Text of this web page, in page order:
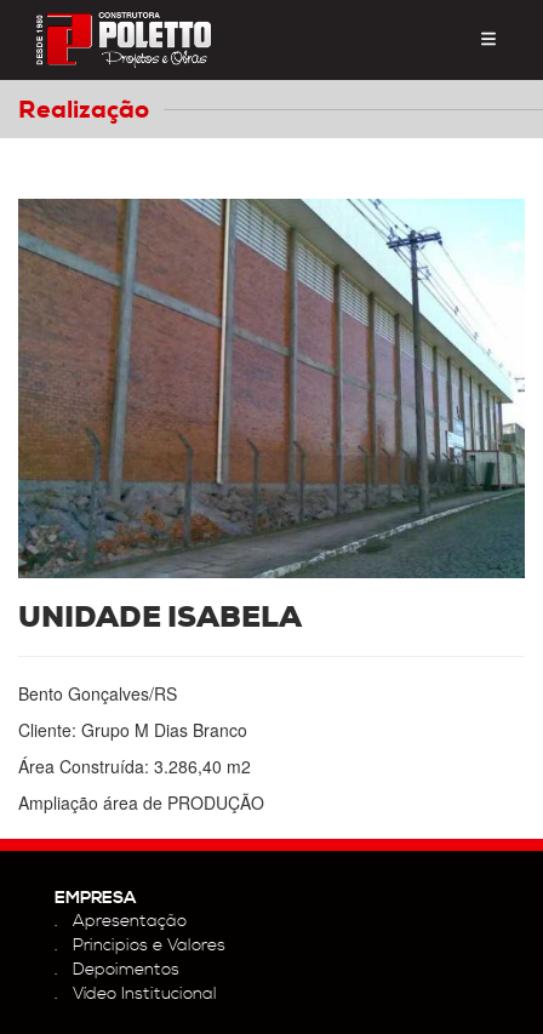
Realização
UNIDADE ISABELA
Bento Gonçalves/RS
Cliente: Grupo M Dias Branco
Área Construída: 3.286,40 m2
Ampliação área de PRODUÇÃO
EMPRESA
Apresentação
Principios e Valores
Depoimentos
Vídeo Institucional